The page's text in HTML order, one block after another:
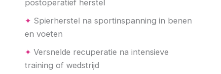
postoperatief herstel
✦ Spierherstel na sportinspanning in benen
en voeten
✦ Versnelde recuperatie na intensieve
training of wedstrijd